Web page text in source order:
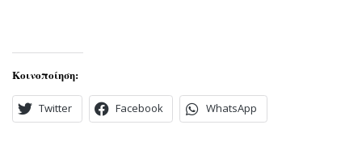
Κοινοποίηση:
Twitter Facebook WhatsApp